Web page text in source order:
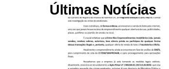
Últimas Notícias